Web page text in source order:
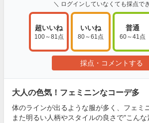
＼ ログインしていなくても採点で
超いいね
100～81点
いいね
80～61点
普通
60～41点
採点・コメントする
大人の色気！フェミニンなコーデ多
体のラインが出るような服が多く、フェミ
また明るい人柄やスタイルの良さで"こん